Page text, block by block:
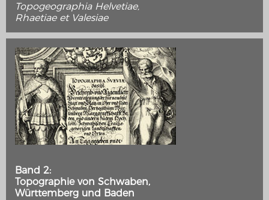
SHIP TYPES
Milestones in the history of European shipbuilding
Topogeographia Helvetiae,
Rhaetiae et Valesiae
Band 2:
Topographie von Schwaben,
Württemberg und Baden